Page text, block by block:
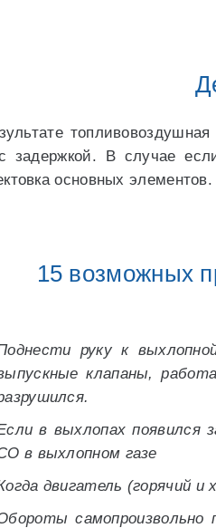
задержкой. В случае
основных элементов.
15 возможных
руку к
клапаны,
в выхлопах появился
в выхлопном газе
двигатель (горячий